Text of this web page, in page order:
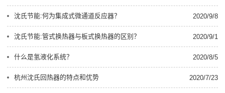
沈氏节能:何为集成式微通道反应器？ 2020/9/8
沈氏节能:管式换热器与板式换热器的区别？ 2020/9/1
什么是氢液化系统？ 2020/8/5
杭州沈氏回热器的特点和优势 2020/7/23